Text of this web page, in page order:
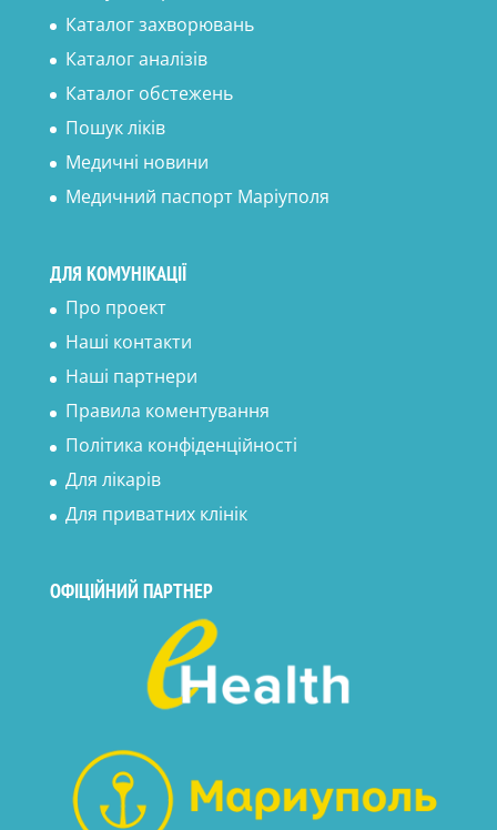
Каталог захворювань
Каталог аналізів
Каталог обстежень
Пошук ліків
Медичні новини
Медичний паспорт Маріуполя
ДЛЯ КОМУНІКАЦІЇ
Про проект
Наші контакти
Наші партнери
Правила коментування
Політика конфіденційності
Для лікарів
Для приватних клінік
ОФІЦІЙНИЙ ПАРТНЕР